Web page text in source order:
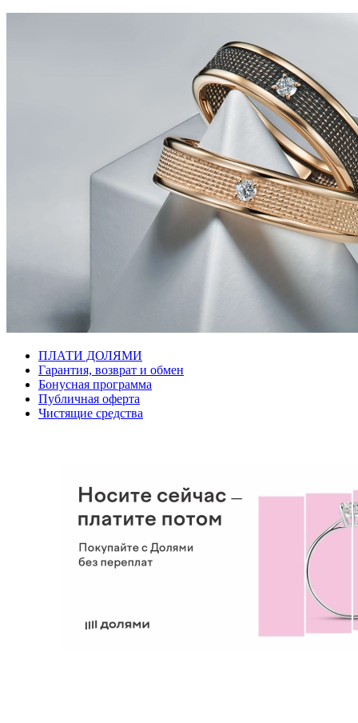
ПЛАТИ ДОЛЯМИ
Гарантия, возврат и обмен
Бонусная программа
Публичная оферта
Чистящие средства